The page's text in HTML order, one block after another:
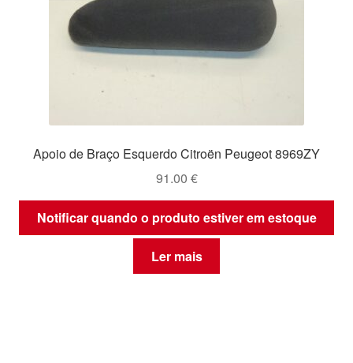
Apoio de Braço Esquerdo Citroën Peugeot 8969ZY
91.00 €
Notificar quando o produto estiver em estoque
Ler mais